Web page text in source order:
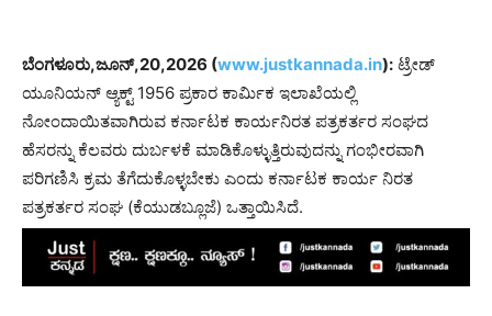
ಬೆಂಗಳೂರು,ಜೂನ್,20,2026 (www.justkannada.in): ಟ್ರೇಡ್
ಯೂನಿಯನ್ ಆ್ಯಕ್ಟ್ 1956 ಪ್ರಕಾರ ಕಾರ್ಮಿಕ ಇಲಾಖೆಯಲ್ಲಿ
ನೋಂದಾಯಿತವಾಗಿರುವ ಕರ್ನಾಟಕ ಕಾರ್ಯನಿರತ ಪತ್ರಕರ್ತರ ಸಂಘದ
ಹೆಸರನ್ನು ಕೆಲವರು ದುರ್ಬಳಕೆ ಮಾಡಿಕೊಳ್ಳುತ್ತಿರುವುದನ್ನು ಗಂಭೀರವಾಗಿ
ಪರಿಗಣಿಸಿ ಕ್ರಮ ತೆಗೆದುಕೊಳ್ಳಬೇಕು ಎಂದು ಕರ್ನಾಟಕ ಕಾರ್ಯ ನಿರತ
ಪತ್ರಕರ್ತರ ಸಂಘ (ಕೆಯುಡಬ್ಲೂಜೆ) ಒತ್ತಾಯಿಸಿದೆ.